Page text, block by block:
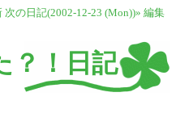
次の日記(2002-12-23 (Mon))» 編集
？！日記